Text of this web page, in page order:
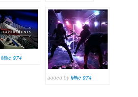
Mike 974
added by Mike 974